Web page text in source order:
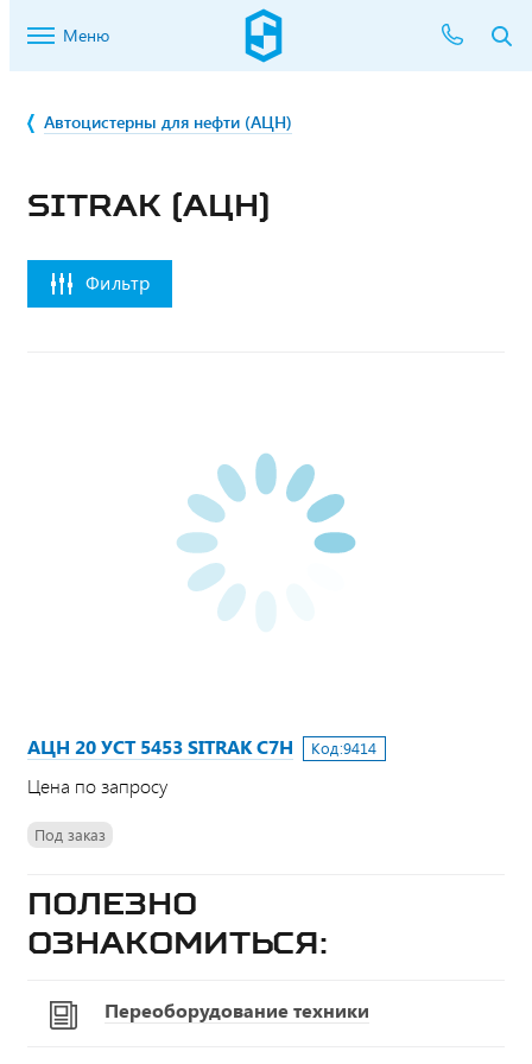
Меню
Автоцистерны для нефти (АЦН)
SITRAK (АЦН)
Фильтр
АЦН 20 УСТ 5453 SITRAK C7H Код:9414
Цена по запросу
Под заказ
Полезно
ознакомиться:
Переоборудование техники